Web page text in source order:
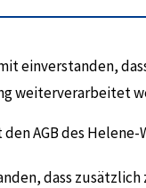
einverstanden,
weiterverarbeitet
AGB des
dass